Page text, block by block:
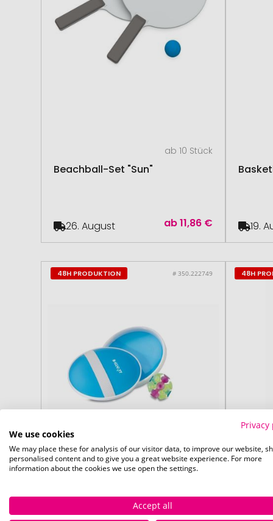
ab 10 Stück
Beachball-Set "Sun"
ab11,86 €
26. August 19.
48H PRODUKTION # 350.222749
ab 60 Stück
48H
Privacy
We use cookies
We may place these for analysis of our visitor data, to improve our website,
personalised content and to give you a great website experience. For more
information about the cookies we use open the settings.
Accept all